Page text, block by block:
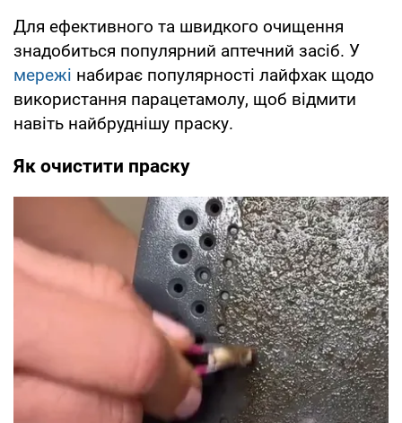
Для ефективного та швидкого очищення
знадобиться популярний аптечний засіб. У
мережі набирає популярності лайфхак щодо
використання парацетамолу, щоб відмити
навіть найбруднішу праску.
Як очистити праску